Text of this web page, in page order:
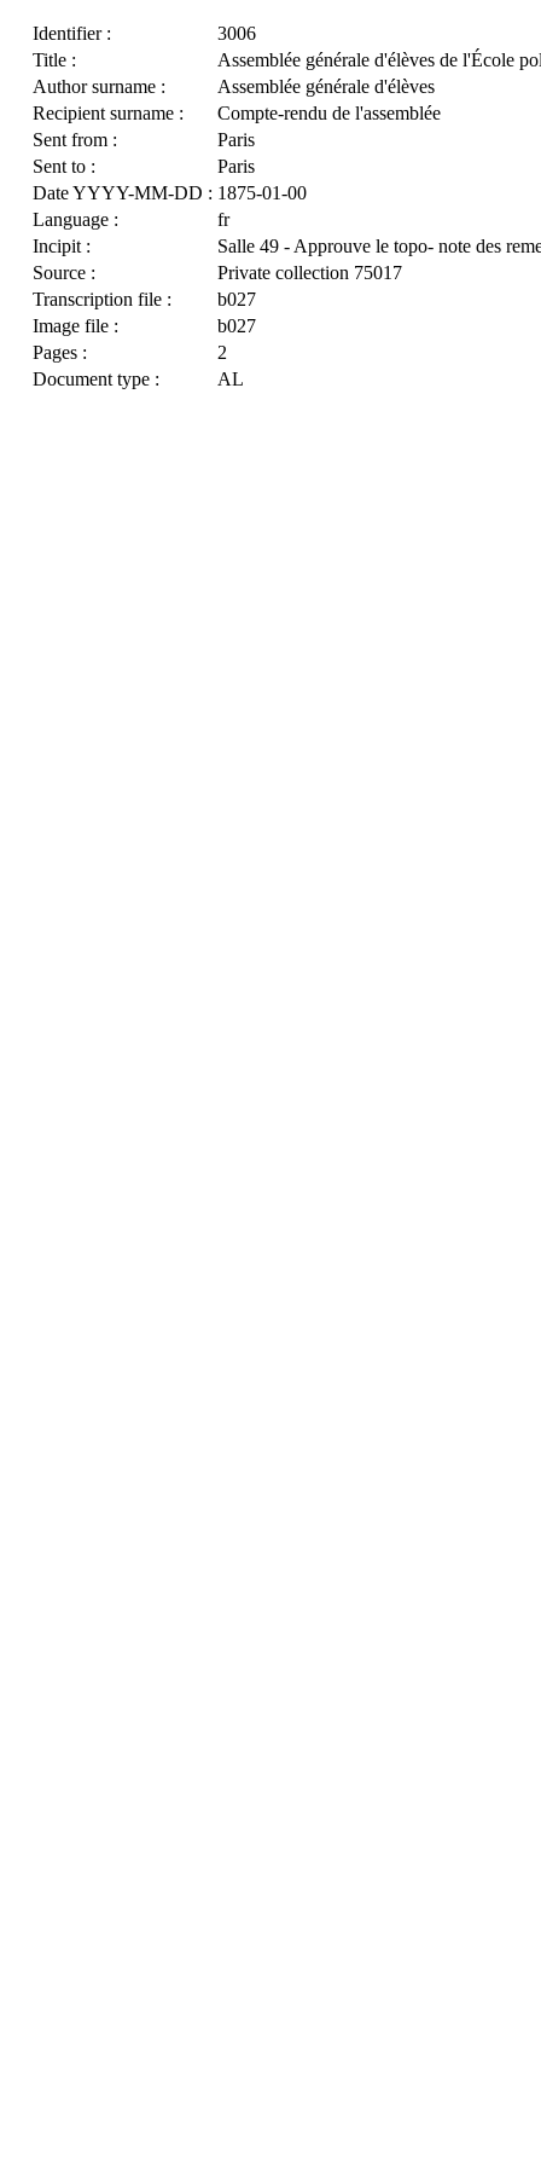
Identifier :
3006
Title :
Assemblée générale d'élèves de l'École
Author surname :
Assemblée générale d'élèves
Recipient surname :
Compte-rendu de l'assemblée
Sent from :
Paris
Sent to :
Paris
Date YYYY-MM-DD : 1875-01-00
Language :
fr
Incipit :
Salle 49 - Approuve le topo- note des
Source :
Private collection 75017
Transcription file :
b027
Image file :
b027
Pages :
2
Document type :
AL